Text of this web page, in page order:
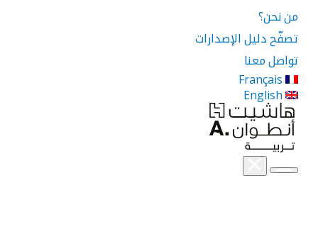
من نحن؟
تصفّح دليل الإصدارات
تواصل معنا
Français
English